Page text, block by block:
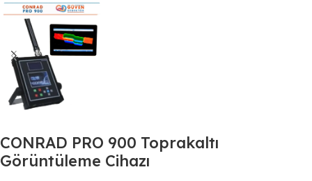
CONRAD PRO 900 Toprakaltı
Görüntüleme Cihazı